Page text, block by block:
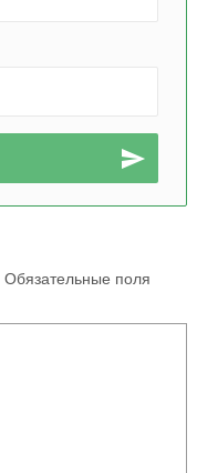
Обязательные поля